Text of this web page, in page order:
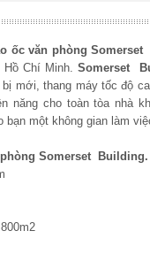
ốc văn phòng
Chí Minh.
Somerset
mới, thang máy tốc độ
năng cho toàn tòa nhà
bạn một không gian làm
Somerset Building.